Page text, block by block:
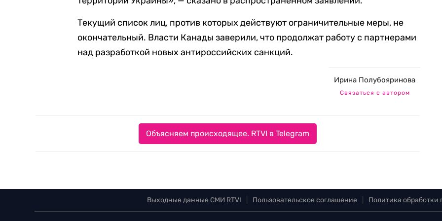
Текущий список лиц, против которых действуют ограничительные меры, не
окончательный. Власти Канады заверили, что продолжат работу с партнерами
над разработкой новых антироссийских санкций.
Ирина Полубояринова
Связаться с автором
Объясняем происходящее. RTVI в Telegram
Выходные данные СМИ RTVI Пользовательское соглашение Политика